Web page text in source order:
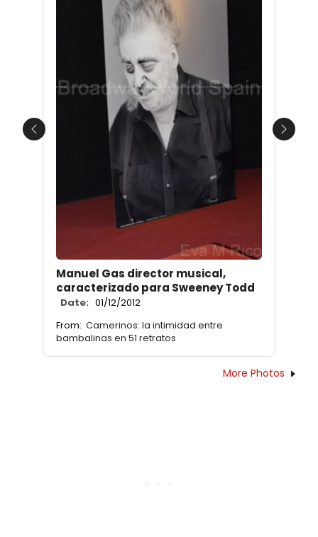
Manuel Gas director musical,
caracterizado para Sweeney Todd
Date: 01/12/2012
From: Camerinos: la intimidad entre
bambalinas en 51 retratos
Previous Next
More Photos